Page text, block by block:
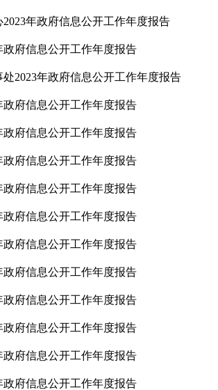
年政府信息公开工作年度报告
政府信息公开工作年度报告
2023年政府信息公开工作年度报告
政府信息公开工作年度报告
政府信息公开工作年度报告
政府信息公开工作年度报告
政府信息公开工作年度报告
政府信息公开工作年度报告
政府信息公开工作年度报告
政府信息公开工作年度报告
政府信息公开工作年度报告
政府信息公开工作年度报告
政府信息公开工作年度报告
政府信息公开工作年度报告